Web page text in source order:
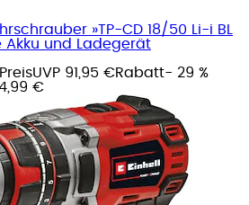
»TP-CD 18/50 Li-i BL
Akku und Ladegerät
UVP 91,95 €Rabatt- 29 %
€